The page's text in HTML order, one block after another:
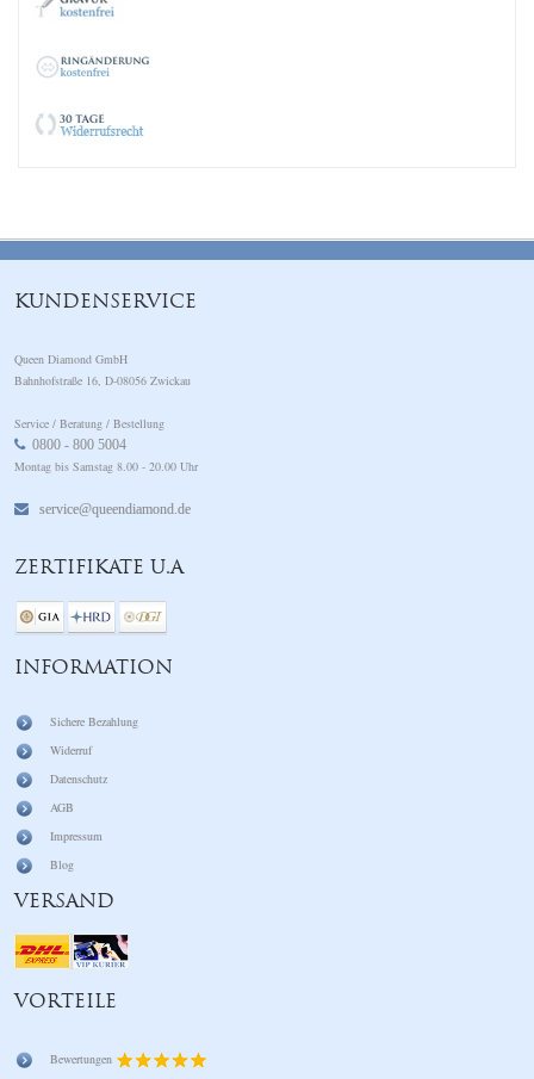
KUNDENSERVICE
Queen Diamond GmbH
Bahnhofstraße 16, D-08056 Zwickau
Service / Beratung / Bestellung
0800 - 800 5004
Montag bis Samstag 8.00 - 20.00 Uhr
service@queendiamond.de
ZERTIFIKATE U.A
INFORMATION
Sichere Bezahlung
Widerruf
Datenschutz
AGB
Impressum
Blog
VERSAND
VORTEILE
Bewertungen